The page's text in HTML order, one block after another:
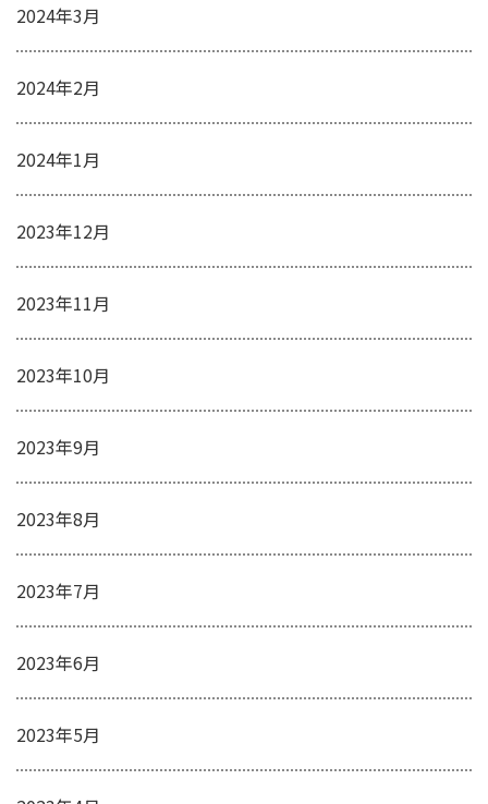
2024年3月
2024年2月
2024年1月
2023年12月
2023年11月
2023年10月
2023年9月
2023年8月
2023年7月
2023年6月
2023年5月